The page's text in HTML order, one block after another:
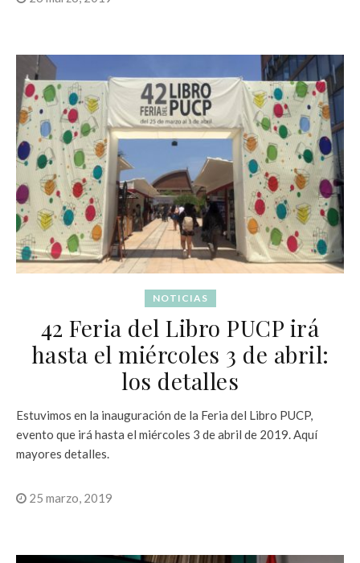
NOTICIAS
42 Feria del Libro PUCP irá
hasta el miércoles 3 de abril:
los detalles
Estuvimos en la inauguración de la Feria del Libro PUCP,
evento que irá hasta el miércoles 3 de abril de 2019. Aquí
mayores detalles.
25 marzo, 2019